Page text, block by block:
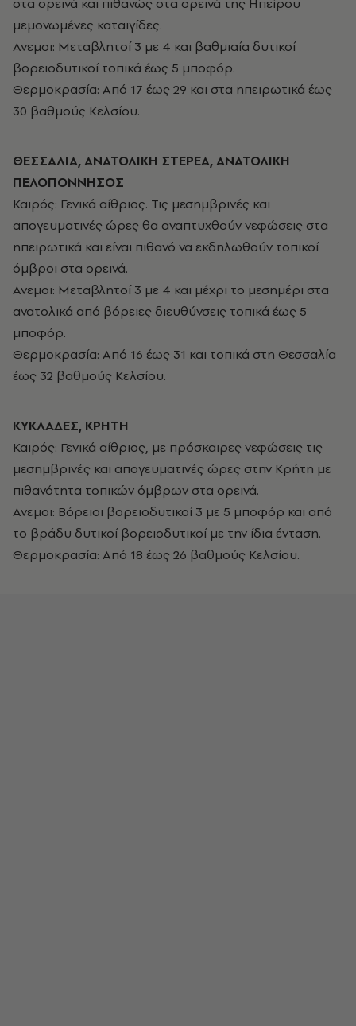
μεμονωμένες καταιγίδες.
Ανεμοι: Μεταβλητοί 3 με 4 και βαθμιαία δυτικοί
βορειοδυτικοί τοπικά έως 5 μποφόρ.
Θερμοκρασία: Από 17 έως 29 και στα ηπειρωτικά έως
30 βαθμούς Κελσίου.
ΘΕΣΣΑΛΙΑ, ΑΝΑΤΟΛΙΚΗ ΣΤΕΡΕΑ, ΑΝΑΤΟΛΙΚΗ
ΠΕΛΟΠΟΝΝΗΣΟΣ
Καιρός: Γενικά αίθριος. Τις μεσημβρινές και
απογευματινές ώρες θα αναπτυχθούν νεφώσεις στα
ηπειρωτικά και είναι πιθανό να εκδηλωθούν τοπικοί
όμβροι στα ορεινά.
Ανεμοι: Μεταβλητοί 3 με 4 και μέχρι το μεσημέρι στα
ανατολικά από βόρειες διευθύνσεις τοπικά έως 5
μποφόρ.
Θερμοκρασία: Από 16 έως 31 και τοπικά στη Θεσσαλία
έως 32 βαθμούς Κελσίου.
ΚΥΚΛΑΔΕΣ, ΚΡΗΤΗ
Καιρός: Γενικά αίθριος, με πρόσκαιρες νεφώσεις τις
μεσημβρινές και απογευματινές ώρες στην Κρήτη με
πιθανότητα τοπικών όμβρων στα ορεινά.
Ανεμοι: Βόρειοι βορειοδυτικοί 3 με 5 μποφόρ και από
το βράδυ δυτικοί βορειοδυτικοί με την ίδια ένταση.
Θερμοκρασία: Από 18 έως 26 βαθμούς Κελσίου.